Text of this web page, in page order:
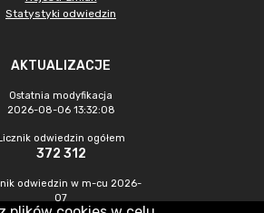
Statystyki odwiedzin
AKTUALIZACJE
Ostatnia modyfikacja
2026-08-06 13:32:08
odwiedzin ogółem
372 312
odwiedzin w m-cu 2026-
07